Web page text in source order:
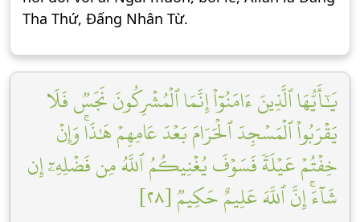
Tha Thứ, Đấng Nhân Từ.
يَٰٓأَيُّهَا ٱلَّذِينَ ءَامَنُوٓاْ إِنَّمَا ٱلۡمُشۡرِكُونَ نَجَسٞ فَلَا
يَقۡرَبُواْ ٱلۡمَسۡجِدَ ٱلۡحَرَامَ بَعۡدَ عَامِهِمۡ هَٰذَاۚ وَإِنۡ
خِفۡتُمۡ عَيۡلَةٗ فَسَوۡفَ يُغۡنِيكُمُ ٱللَّهُ مِن فَضۡلِهِۦٓ إِن
شَآءَۚ إِنَّ ٱللَّهَ عَلِيمٌ حَكِيمٞ [٢٨]